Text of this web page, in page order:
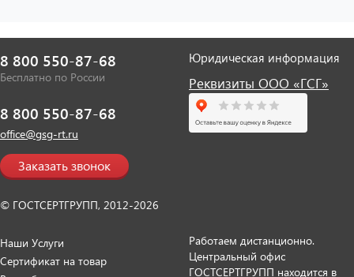
8 800 550-87-68
Бесплатно по России
8 800 550-87-68
office@gsg-rt.ru
Заказать звонок
© ГОСТСЕРТГРУПП, 2012-2026
Юридическая информация
Реквизиты ООО «ГСГ»
Наши Услуги
Сертификат на товар
Работаем дистанционно.
Центральный офис
ГОСТСЕРТГРУПП находится в